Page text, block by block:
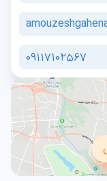
09117102567